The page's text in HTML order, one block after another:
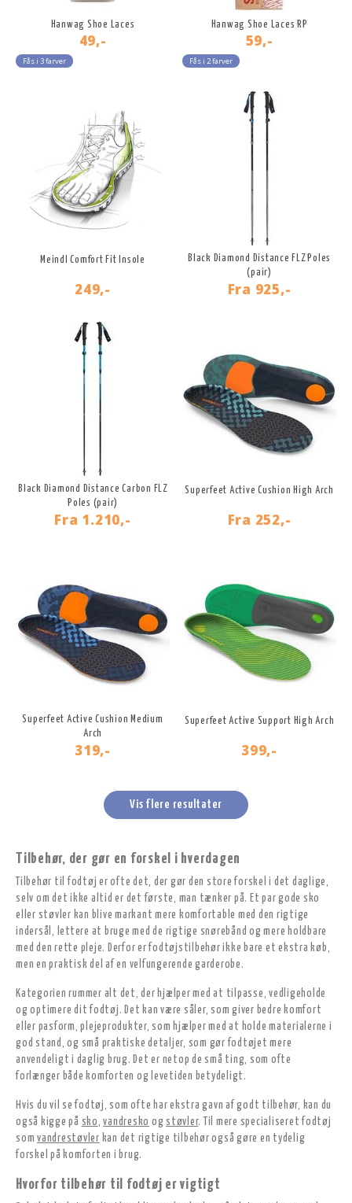
Hanwag Shoe Laces
49,-
Fås i 3 farver
Hanwag Shoe Laces RP
59,-
Fås i 2 farver
Meindl Comfort Fit Insole
249,-
Black Diamond Distance FLZ Poles
(pair)
Fra 925,-
Black Diamond Distance Carbon FLZ
Poles (pair)
Fra 1.210,-
Superfeet Active Cushion High Arch
Fra 252,-
Superfeet Active Cushion Medium
Arch
319,-
Superfeet Active Support High Arch
399,-
Vis flere resultater
Tilbehør, der gør en forskel i hverdagen
Tilbehør til fodtøj er ofte det, der gør den store forskel i det daglige,
selv om det ikke altid er det første, man tænker på. Et par gode sko
eller støvler kan blive markant mere komfortable med den rigtige
indersål, lettere at bruge med de rigtige snørebånd og mere holdbare
med den rette pleje. Derfor er fodtøjstilbehør ikke bare et ekstra køb,
men en praktisk del af en velfungerende garderobe.
Kategorien rummer alt det, der hjælper med at tilpasse, vedligeholde
og optimere dit fodtøj. Det kan være såler, som giver bedre komfort
eller pasform, plejeprodukter, som hjælper med at holde materialerne i
god stand, og små praktiske detaljer, som gør fodtøjet mere
anvendeligt i daglig brug. Det er netop de små ting, som ofte
forlænger både komforten og levetiden betydeligt.
Hvis du vil se fodtøj, som ofte har ekstra gavn af godt tilbehør, kan du
også kigge på sko ,vandresko og støvler. Til mere specialiseret fodtøj
som vandrestøvler kan det rigtige tilbehør også gøre en tydelig
forskel på komforten i brug.
Hvorfor tilbehør til fodtøj er vigtigt